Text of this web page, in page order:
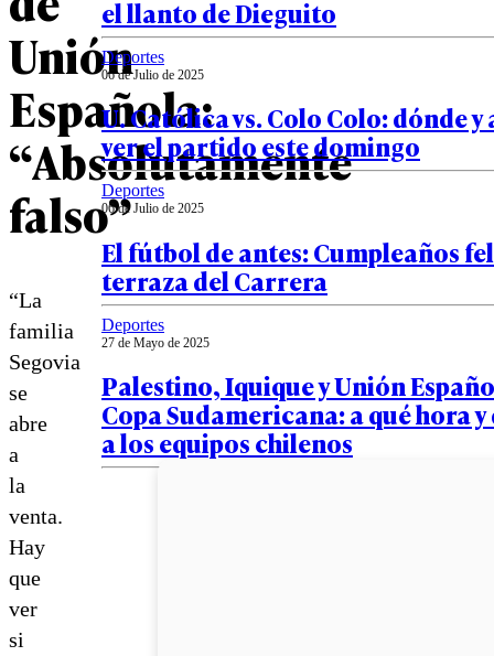
Unión
Española:
“Absolutamente
falso”
“La
familia
Segovia
se
abre
a
la
venta.
Hay
que
ver
si
el llanto de Dieguito
Deportes
06 de Julio de 2025
U. Católica vs. Colo Colo: dónde y
ver el partido este domingo
Deportes
06 de Julio de 2025
El fútbol de antes: Cumpleaños
terraza del Carrera
Deportes
27 de Mayo de 2025
Palestino, Iquique y Unión
Copa Sudamericana: a qué hora
a los equipos chilenos